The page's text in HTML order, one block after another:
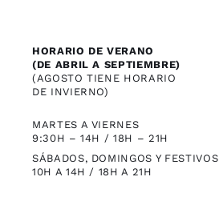
HORARIO DE VERANO
(DE ABRIL A SEPTIEMBRE)
(AGOSTO TIENE HORARIO
DE INVIERNO)
MARTES A VIERNES
9:30H – 14H / 18H – 21H
SÁBADOS, DOMINGOS Y FESTIVOS
10H A 14H / 18H A 21H